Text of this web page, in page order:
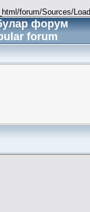
forum/Sources/
форум
forum